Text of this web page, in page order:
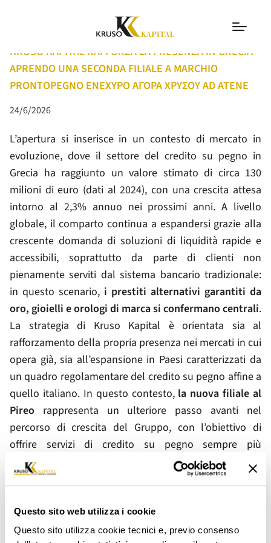
Questo sito web utilizza i cookie
Questo sito utilizza cookie tecnici e, previo consenso
KRUSO KAPITAL RAFFORZA LA PRESENZA IN GRECIA
APRENDO UNA SECONDA FILIALE A MARCHIO
PRONTOPEGNO ΕΝΕΧΥΡΟ ΑΓΟΡΑ ΧΡΥΣΟΥ AD ATENE
24/6/2026
L’apertura si inserisce in un contesto di mercato in
evoluzione, dove il settore del credito su pegno in
Grecia ha raggiunto un valore stimato di circa 130
milioni di euro (dati al 2024), con una crescita attesa
intorno al 2,3% annuo nei prossimi anni. A livello
globale, il comparto continua a espandersi grazie alla
crescente domanda di soluzioni di liquidità rapide e
accessibili, soprattutto da parte di clienti non
pienamente serviti dal sistema bancario tradizionale:
in questo scenario, i prestiti alternativi garantiti da
oro, gioielli e orologi di marca si confermano centrali.
La strategia di Kruso Kapital è orientata sia al
rafforzamento della propria presenza nei mercati in cui
opera già, sia all’espansione in Paesi caratterizzati da
un quadro regolamentare del credito su pegno affine a
quello italiano. In questo contesto,la nuova filiale al
Pireo rappresenta un ulteriore passo avanti nel
percorso di crescita del Gruppo, con l’obiettivo di
offrire servizi di credito su pegno sempre più
trasparenti e in linea con le esigenze della clientela
locale, che sin dall’apertura della prima filiale ha
aumento verso il servizio erogato. Il settore del credito
su pegno in Grecia, infatti, ha attraversato nel tempo